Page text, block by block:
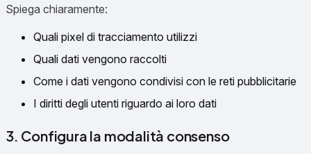
Spiega chiaramente:
Quali pixel di tracciamento utilizzi
Quali dati vengono raccolti
Come i dati vengono condivisi con le reti pubblicitarie
I diritti degli utenti riguardo ai loro dati
3. Configura la modalità consenso